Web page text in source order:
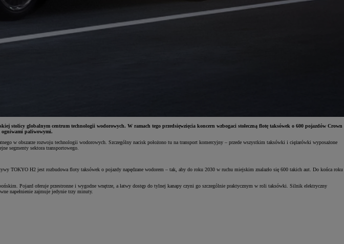
globalnym centrum technologii wodorowych. W ramach tego przedsięwzięcia koncern wzbogaci stołeczną flotę taksówek o 600 pojazdów Crown
ogniwami paliwowymi.
w obszarze rozwoju technologii wodorowych. Szczególny nacisk położono tu na transport komercyjny – przede wszystkim taksówki i ciężarówki wyposażone
segmenty sektora transportowego.
TOKYO H2 jest rozbudowa floty taksówek o pojazdy napędzane wodorem – tak, aby do roku 2030 w ruchu miejskim znalazło się 600 takich aut. Do końca roku
Pojazd oferuje przestronne i wygodne wnętrze, a łatwy dostęp do tylnej kanapy czyni go szczególnie praktycznym w roli taksówki. Silnik elektryczny
napełnienie zajmuje jedynie trzy minuty.